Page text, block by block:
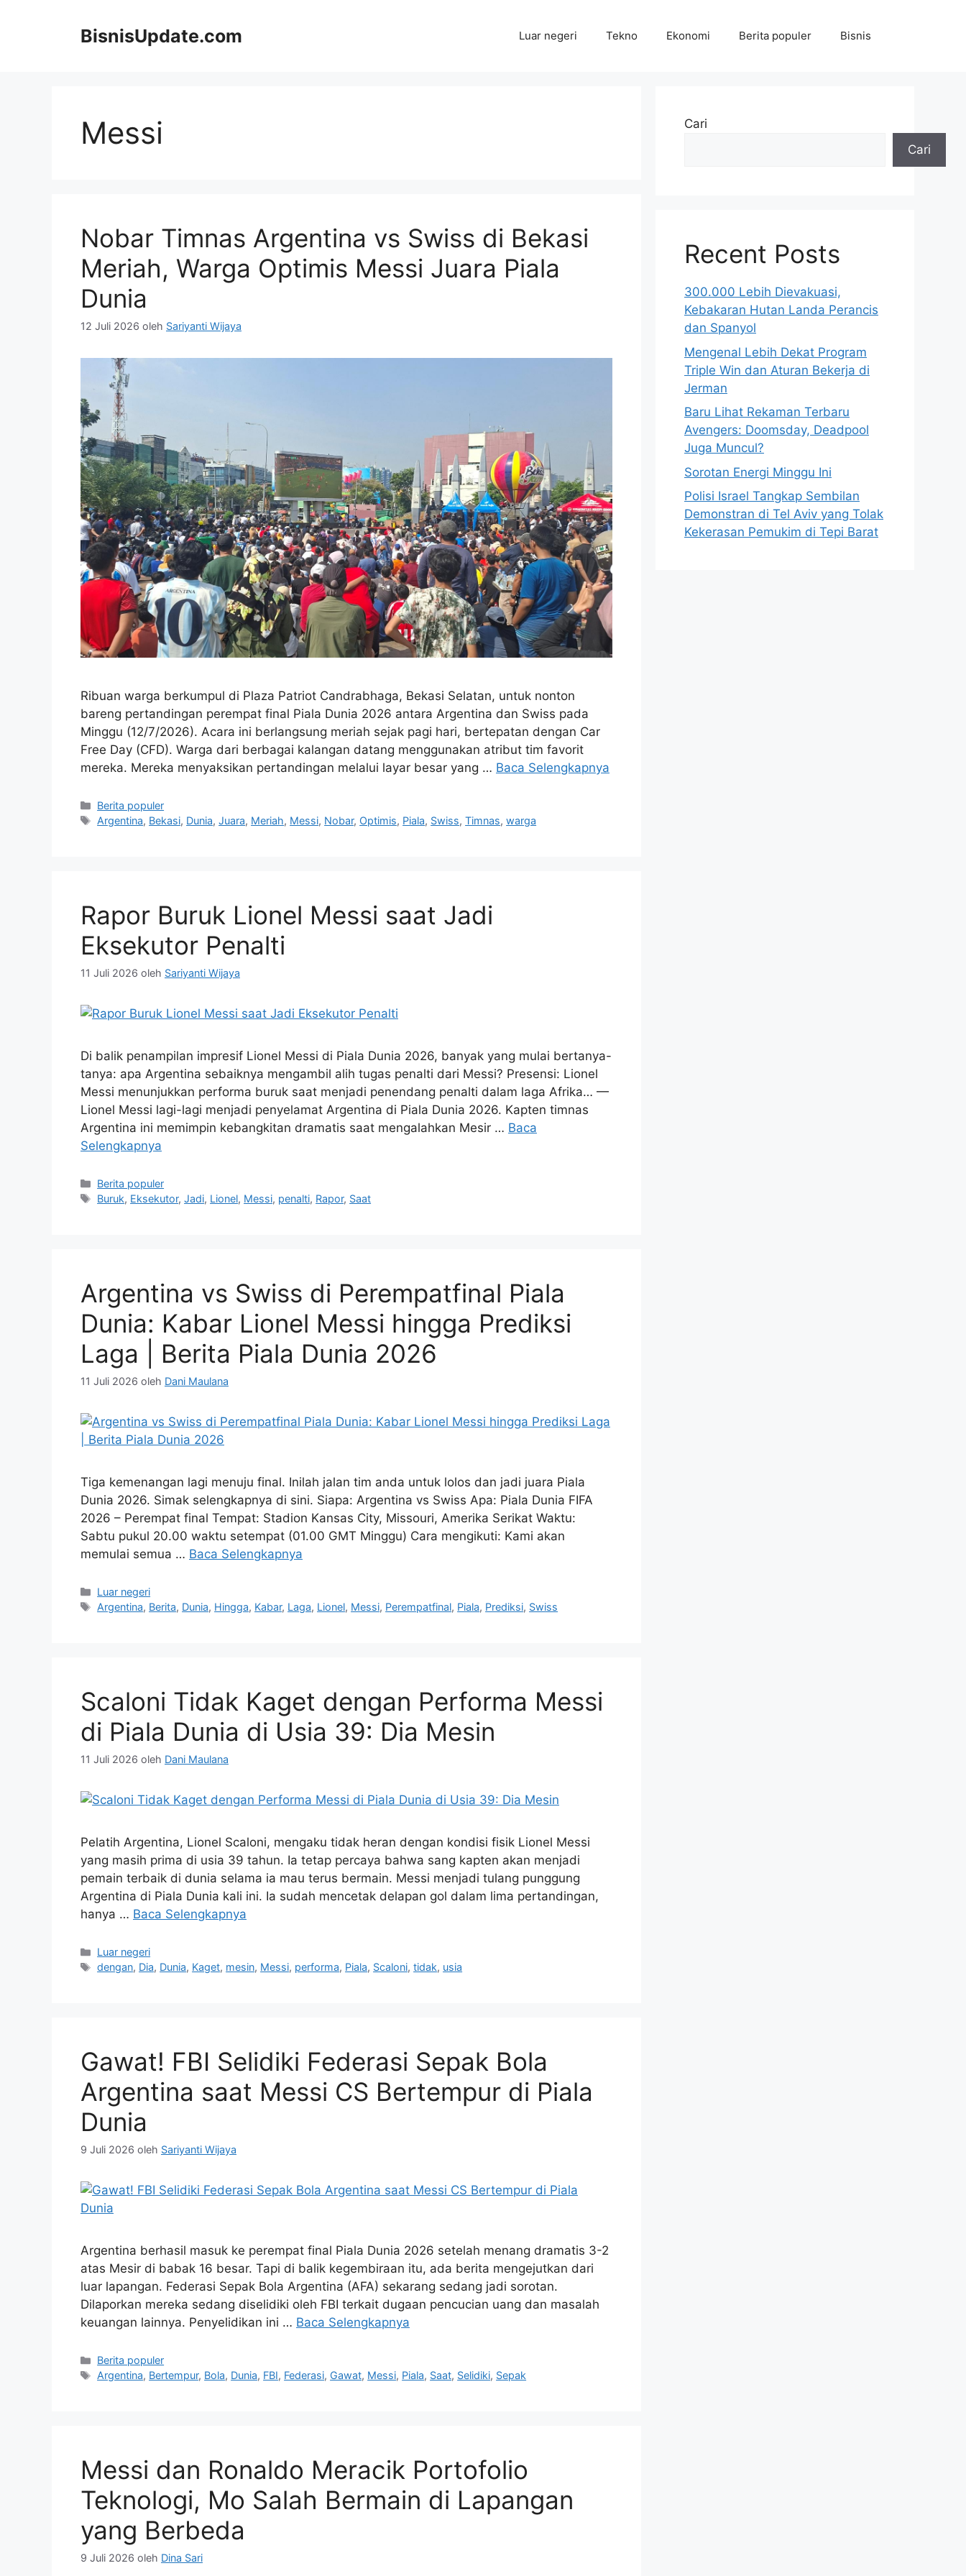
BisnisUpdate.com Luar negeri Tekno Ekonomi Berita populer Bisnis
Messi
Nobar Timnas Argentina vs Swiss di Bekasi
Meriah, Warga Optimis Messi Juara Piala
Dunia
12 Juli 2026 oleh Sariyanti Wijaya
Ribuan warga berkumpul di Plaza Patriot Candrabhaga, Bekasi Selatan, untuk nonton
bareng pertandingan perempat final Piala Dunia 2026 antara Argentina dan Swiss pada
Minggu (12/7/2026). Acara ini berlangsung meriah sejak pagi hari, bertepatan dengan Car
Free Day (CFD). Warga dari berbagai kalangan datang menggunakan atribut tim favorit
mereka. Mereka menyaksikan pertandingan melalui layar besar yang … Baca Selengkapnya
Kategori
Berita populer
Tag
Argentina, Bekasi, Dunia,Juara, Meriah, Messi, Nobar, Optimis, Piala, Swiss,Timnas,warga
Rapor Buruk Lionel Messi saat Jadi
Eksekutor Penalti
11 Juli 2026 oleh Sariyanti Wijaya
Di balik penampilan impresif Lionel Messi di Piala Dunia 2026, banyak yang mulai bertanya-
tanya: apa Argentina sebaiknya mengambil alih tugas penalti dari Messi? Presensi: Lionel
Messi menunjukkan performa buruk saat menjadi penendang penalti dalam laga Afrika… —
Lionel Messi lagi-lagi menjadi penyelamat Argentina di Piala Dunia 2026. Kapten timnas
Argentina ini memimpin kebangkitan dramatis saat mengalahkan Mesir … Baca
Selengkapnya
Kategori
Berita populer
Tag
Buruk, Eksekutor,Jadi, Lionel, Messi, penalti, Rapor, Saat
Argentina vs Swiss di Perempatfinal Piala
Dunia: Kabar Lionel Messi hingga Prediksi
Laga | Berita Piala Dunia 2026
11 Juli 2026 oleh Dani Maulana
Tiga kemenangan lagi menuju final. Inilah jalan tim anda untuk lolos dan jadi juara Piala
Dunia 2026. Simak selengkapnya di sini. Siapa: Argentina vs Swiss Apa: Piala Dunia FIFA
2026 – Perempat final Tempat: Stadion Kansas City, Missouri, Amerika Serikat Waktu:
Sabtu pukul 20.00 waktu setempat (01.00 GMT Minggu) Cara mengikuti: Kami akan
memulai semua … Baca Selengkapnya
Kategori
Luar negeri
Tag
Argentina, Berita, Dunia, Hingga, Kabar, Laga, Lionel, Messi, Perempatfinal, Piala, Prediksi, Swiss
Scaloni Tidak Kaget dengan Performa Messi
di Piala Dunia di Usia 39: Dia Mesin
11 Juli 2026 oleh Dani Maulana
Pelatih Argentina, Lionel Scaloni, mengaku tidak heran dengan kondisi fisik Lionel Messi
yang masih prima di usia 39 tahun. Ia tetap percaya bahwa sang kapten akan menjadi
pemain terbaik di dunia selama ia mau terus bermain. Messi menjadi tulang punggung
Argentina di Piala Dunia kali ini. Ia sudah mencetak delapan gol dalam lima pertandingan,
hanya … Baca Selengkapnya
Kategori
Luar negeri
Tag
dengan, Dia, Dunia, Kaget, mesin, Messi, performa, Piala, Scaloni,tidak, usia
Gawat! FBI Selidiki Federasi Sepak Bola
Argentina saat Messi CS Bertempur di Piala
Dunia
9 Juli 2026 oleh Sariyanti Wijaya
Argentina berhasil masuk ke perempat final Piala Dunia 2026 setelah menang dramatis 3-2
atas Mesir di babak 16 besar. Tapi di balik kegembiraan itu, ada berita mengejutkan dari
luar lapangan. Federasi Sepak Bola Argentina (AFA) sekarang sedang jadi sorotan.
Dilaporkan mereka sedang diselidiki oleh FBI terkait dugaan pencucian uang dan masalah
keuangan lainnya. Penyelidikan ini … Baca Selengkapnya
Kategori
Berita populer
Tag
Argentina, Bertempur, Bola, Dunia, FBI, Federasi, Gawat, Messi, Piala, Saat, Selidiki, Sepak
Messi dan Ronaldo Meracik Portofolio
Teknologi, Mo Salah Bermain di Lapangan
yang Berbeda
9 Juli 2026 oleh Dina Sari
Cari
Cari
Recent Posts
300.000 Lebih Dievakuasi,
Kebakaran Hutan Landa Perancis
dan Spanyol
Mengenal Lebih Dekat Program
Triple Win dan Aturan Bekerja di
Jerman
Baru Lihat Rekaman Terbaru
Avengers: Doomsday, Deadpool
Juga Muncul?
Sorotan Energi Minggu Ini
Polisi Israel Tangkap Sembilan
Demonstran di Tel Aviv yang Tolak
Kekerasan Pemukim di Tepi Barat